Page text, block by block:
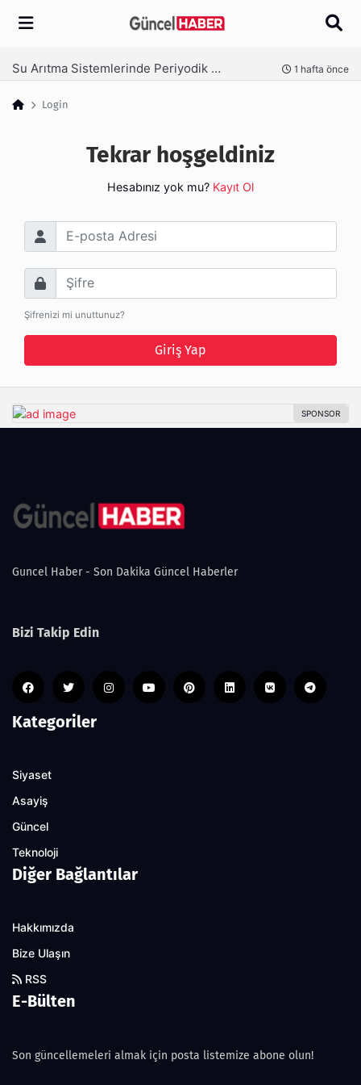
Arama
Su Arıtma Sistemlerinde Periyodik Bakım Neden Kritik? 1 hafta önce
Login
Tekrar hoşgeldiniz
Hesabınız yok mu? Kayıt Ol
E-posta Adresi
Şifre
Şifrenizi mi unuttunuz?
Giriş Yap
Guncel Haber - Son Dakika Güncel Haberler
Bizi Takip Edin
Kategoriler
Siyaset
Asayiş
Güncel
Teknoloji
Diğer Bağlantılar
Hakkımızda
Bize Ulaşın
RSS
E-Bülten
Son güncellemeleri almak için posta listemize abone olun!